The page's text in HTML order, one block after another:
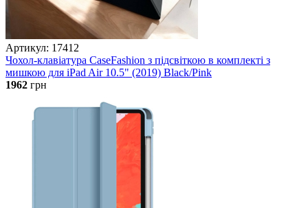
Артикул: 17412
Чохол-клавіатура CaseFashion з підсвіткою в комплекті з
мишкою для iPad Air 10.5" (2019) Black/Pink
1962 грн